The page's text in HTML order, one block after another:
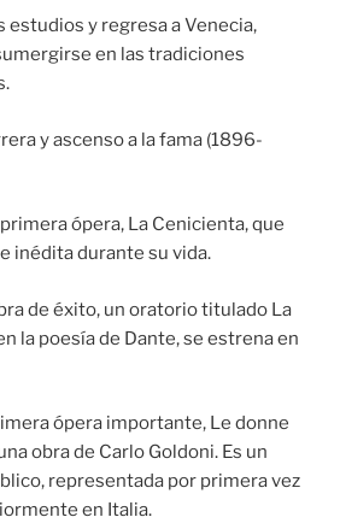
estudios y regresa a Venecia,
en las tradiciones
y ascenso a la fama (1896-
ópera, La Cenicienta, que
inédita durante su vida.
de éxito, un oratorio titulado La
la poesía de Dante, se estrena en
ópera importante, Le donne
obra de Carlo Goldoni. Es un
representada por primera vez
en Italia.